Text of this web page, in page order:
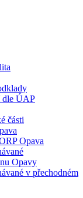
dle ÚAP
části
Opava
Opavy
v přechodném